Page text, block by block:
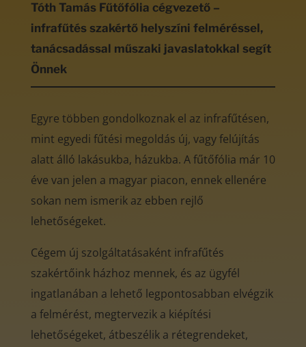
Tóth Tamás Fűtőfólia cégvezető –
infrafűtés szakértő helyszíni felméréssel,
tanácsadással műszaki javaslatokkal segít
Önnek
Egyre többen gondolkoznak el az infrafűtésen,
mint egyedi fűtési megoldás új, vagy felújítás
alatt álló lakásukba, házukba. A fűtőfólia már 10
éve van jelen a magyar piacon, ennek ellenére
sokan nem ismerik az ebben rejlő
lehetőségeket.
Cégem új szolgáltatásaként infrafűtés
szakértőink házhoz mennek, és az ügyfél
ingatlanában a lehető legpontosabban elvégzik
a felmérést, megtervezik a kiépítési
lehetőségeket, átbeszélik a rétegrendeket,